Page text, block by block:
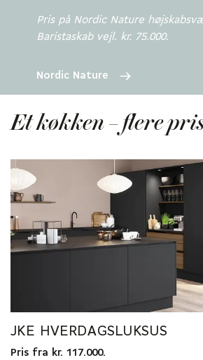
Pris på Nordic Nature
Baristaskab vejl. kr. 75.000.
Nordic Nature
Et køkken – flere
JKE HVERDAGSLUKSUS
Pris fra kr. 117.000.